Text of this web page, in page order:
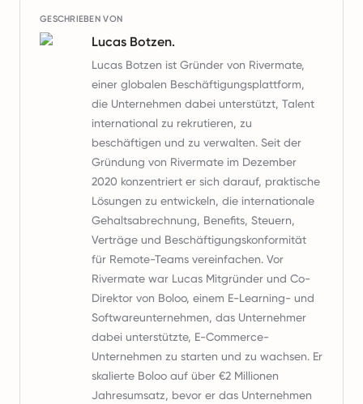
GESCHRIEBEN VON
Lucas Botzen.
Lucas Botzen ist Gründer von Rivermate,
einer globalen Beschäftigungsplattform,
die Unternehmen dabei unterstützt, Talent
international zu rekrutieren, zu
beschäftigen und zu verwalten. Seit der
Gründung von Rivermate im Dezember
2020 konzentriert er sich darauf, praktische
Lösungen zu entwickeln, die internationale
Gehaltsabrechnung, Benefits, Steuern,
Verträge und Beschäftigungskonformität
für Remote-Teams vereinfachen. Vor
Rivermate war Lucas Mitgründer und Co-
Direktor von Boloo, einem E-Learning- und
Softwareunternehmen, das Unternehmer
dabei unterstützte, E-Commerce-
Unternehmen zu starten und zu wachsen. Er
skalierte Boloo auf über €2 Millionen
Jahresumsatz, bevor er das Unternehmen